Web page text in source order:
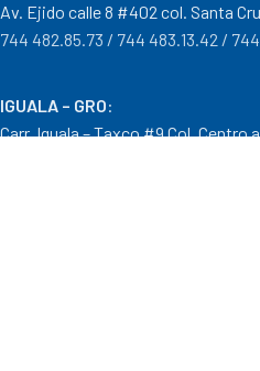
Av. Ejido calle 8 #402 col. Santa
744 482.85.73 / 744 483.13.42 /
IGUALA – GRO:
Carr. Iguala – Taxco #9 Col. Centro